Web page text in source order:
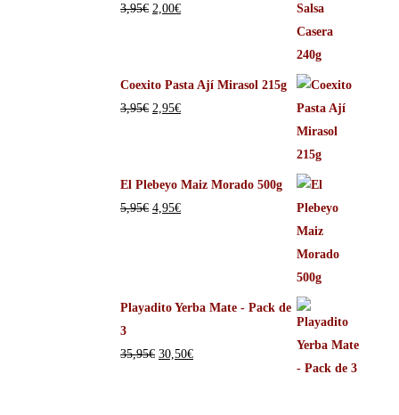
3,95€ 2,00€
Coexito Pasta Ají Mirasol 215g
3,95€ 2,95€
El Plebeyo Maiz Morado 500g
5,95€ 4,95€
Playadito Yerba Mate - Pack de
3
35,95€ 30,50€